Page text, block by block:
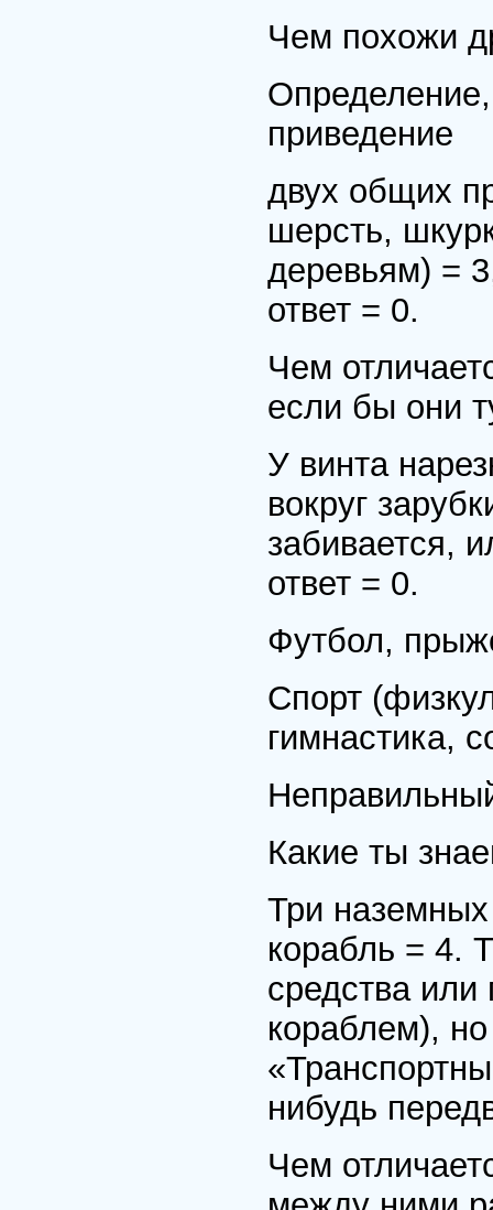
Чем похожи
приведение
двух общих
шерсть,
деревьям) =
ответ = 0.
Чем
если бы они
У винта
вокруг
забивается,
ответ = 0.
Футбол,
Спорт
гимнастика,
Какие ты
Три
корабль = 4.
средства
кораблем),
нибудь
Чем